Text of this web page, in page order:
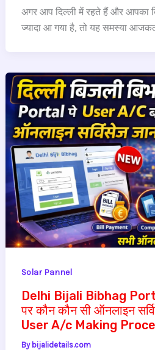
अगर आप दिल्ली में रहते हैं और आपका
ज्यादा आ गया है, तो यह समस्या
Solar Pannel
Delhi Bijali Bibhag
पर कौन कौन सी ऑनलाइन
User A/c Making
By bijalidetails.com